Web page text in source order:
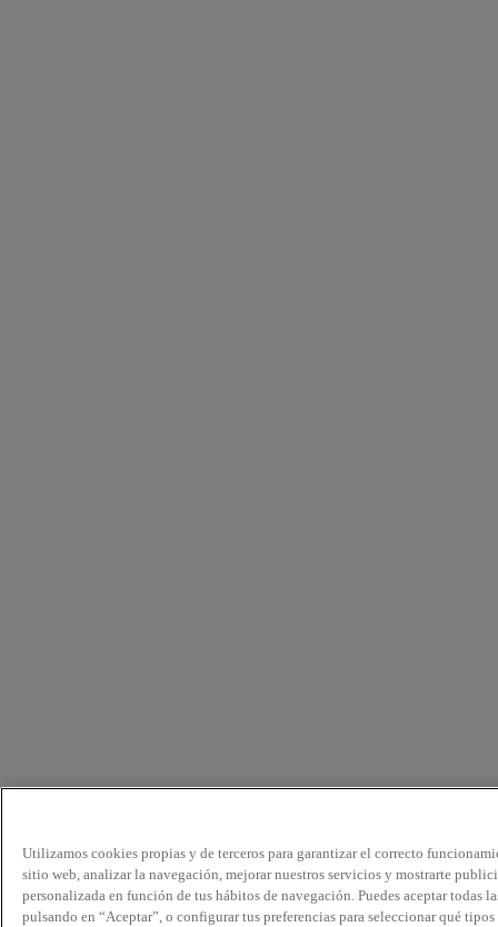
Utilizamos cookies propias y de terceros para garantizar el correcto
sitio web, analizar la navegación, mejorar nuestros servicios y mostrarte
personalizada en función de tus hábitos de navegación. Puedes aceptar todas
pulsando en “Aceptar”, o configurar tus preferencias para seleccionar qué tipos